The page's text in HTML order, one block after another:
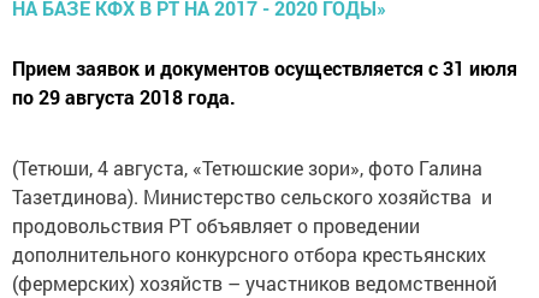
Прием заявок и документов осуществляется с 31 июля
по 29 августа 2018 года.
(Тетюши, 4 августа, «Тетюшские зори», фото Галина
Тазетдинова). Министерство сельского хозяйства и
продовольствия РТ объявляет о проведении
дополнительного конкурсного отбора крестьянских
(фермерских) хозяйств – участников ведомственной